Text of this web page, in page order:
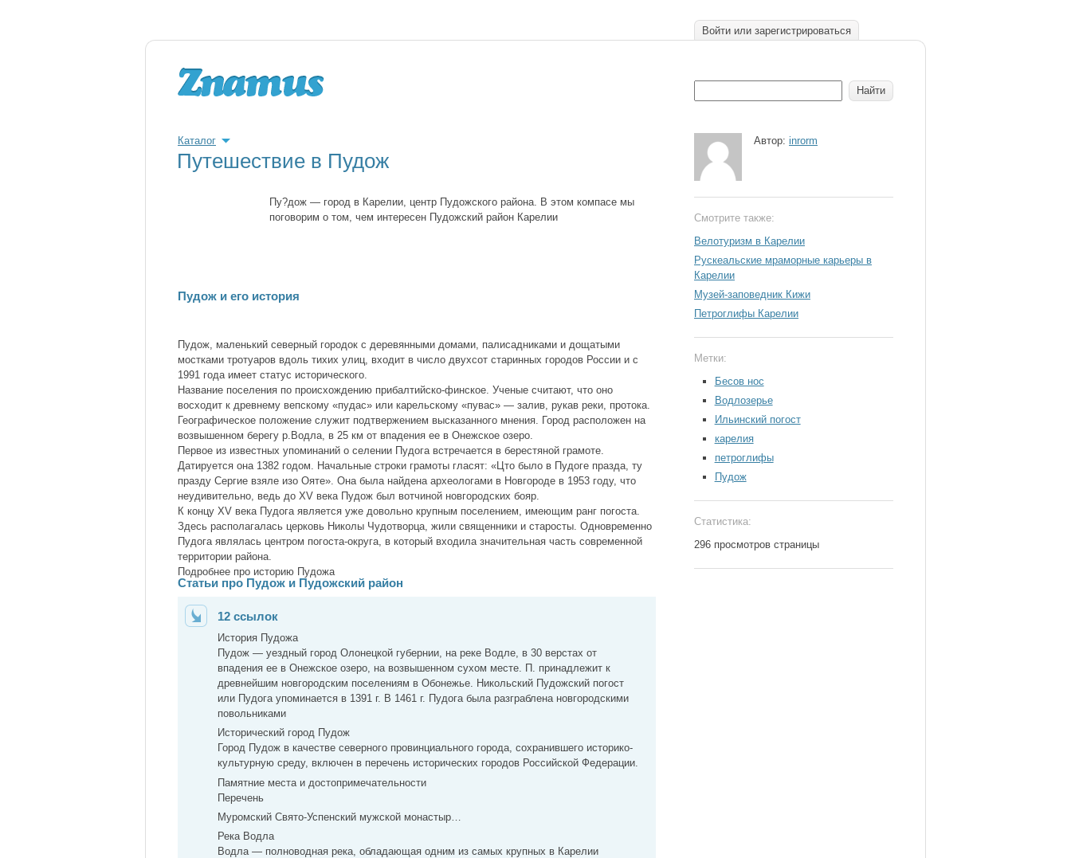
Войти или зарегистрироваться
Каталог
Путешествие в Пудож
Пу?дож — город в Карелии, центр Пудожского района. В этом компасе мы
поговорим о том, чем интересен Пудожский район Карелии
Пудож и его история
Пудож, маленький северный городок с деревянными домами, палисадниками и дощатыми
мостками тротуаров вдоль тихих улиц, входит в число двухсот старинных городов России и с
1991 года имеет статус исторического.
Название поселения по происхождению прибалтийско-финское. Ученые считают, что оно
восходит к древнему вепскому «пудас» или карельскому «пувас» — залив, рукав реки, протока.
Географическое положение служит подтвержением высказанного мнения. Город расположен на
возвышенном берегу р.Водла, в 25 км от впадения ее в Онежское озеро.
Первое из известных упоминаний о селении Пудога встречается в берестяной грамоте.
Датируется она 1382 годом. Начальные строки грамоты гласят: «Цто было в Пудоге празда, ту
празду Сергие взяле изо Ояте». Она была найдена археологами в Новгороде в 1953 году, что
неудивительно, ведь до XV века Пудож был вотчиной новгородских бояр.
К концу XV века Пудога является уже довольно крупным поселением, имеющим ранг погоста.
Здесь располагалась церковь Николы Чудотворца, жили священники и старосты. Одновременно
Пудога являлась центром погоста-округа, в который входила значительная часть современной
территории района.
Подробнее про историю Пудожа
Статьи про Пудож и Пудожский район
12 ссылок
История Пудожа
Пудож — уездный город Олонецкой губернии, на реке Водле, в 30 верстах от
впадения ее в Онежское озеро, на возвышенном сухом месте. П. принадлежит к
древнейшим новгородским поселениям в Обонежье. Никольский Пудожский погост
или Пудога упоминается в 1391 г. В 1461 г. Пудога была разграблена новгородскими
повольниками
Исторический город Пудож
Город Пудож в качестве северного провинциального города, сохранившего историко-
культурную среду, включен в перечень исторических городов Российской Федерации.
Памятние места и достопримечательности
Перечень
Муромский Свято-Успенский мужской монастыр…
Река Водла
Водла — полноводная река, обладающая одним из самых крупных в Карелии
Автор: inrorm
Смотрите также:
Велотуризм в Карелии
Рускеальские мраморные карьеры в
Карелии
Музей-заповедник Кижи
Петроглифы Карелии
Метки:
Бесов нос
Водлозерье
Ильинский погост
карелия
петроглифы
Пудож
Статистика:
296 просмотров страницы